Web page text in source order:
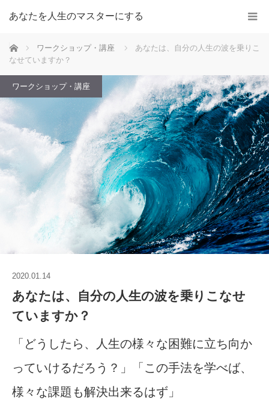
あなたを人生のマスターにする
ホーム ワークショップ・講座
あなたは、自分の人生の波を乗りこ
なせていますか？
ワークショップ・講座
2020.01.14
あなたは、自分の人生の波を乗りこなせ
ていますか？
「どうしたら、人生の様々な困難に立ち向か
っていけるだろう？」「この手法を学べば、
様々な課題も解決出来るはず」